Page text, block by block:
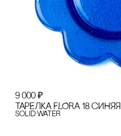
9 000 ₽
ТАРЕЛКА FLORA 18 сИНЯЯ
Solid Water